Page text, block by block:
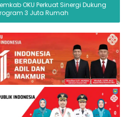
Sinergi Dukung
Rumah